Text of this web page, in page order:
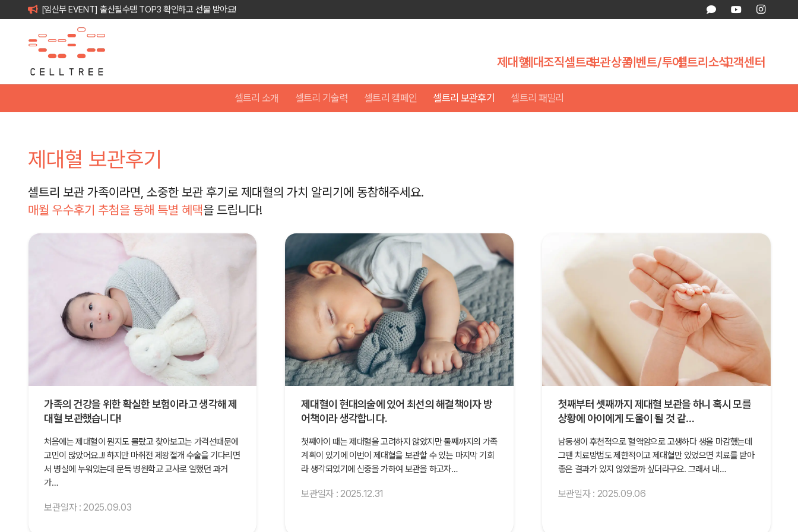
[임산부 EVENT] 출산필수템 TOP3 확인하고 선물 받아요!
제대혈제대조직셀트리보관상품이벤트/투어셀트리소식고객센터
셀트리 소개 셀트리 기술력 셀트리 캠페인 셀트리 보관후기 셀트리 패밀리
제대혈 보관후기
셀트리 보관 가족이라면, 소중한 보관 후기로 제대혈의 가치 알리기에 동참해주세요.
매월 우수후기 추첨을 통해 특별 혜택을 드립니다!
가족의 건강을 위한 확실한 보험이라고 생각해 제
대혈 보관했습니다!
처음에는 제대혈이 뭔지도 몰랐고 찾아보고는 가격선때문에
고민이 많았어요..!! 하지만 마취전 제왕절개 수술을 기다리면
서 병실에 누워있는데 문득 병원학교 교사로 일했던 과거
가…
보관일자 : 2025.09.03
제대혈이 현대의술에 있어 최선의 해결책이자 방
어책이라 생각합니다.
첫째아이 때는 제대혈을 고려하지 않았지만 둘째까지의 가족
계획이 있기에 이번이 제대혈을 보관할 수 있는 마지막 기회
라 생각되었기에 신중을 가하여 보관을 하고자…
보관일자 : 2025.12.31
첫째부터 셋째까지 제대혈 보관을 하니 혹시 모를
상황에 아이에게 도울이 될 것 같…
남동생이 후천적으로 혈액암으로 고생하다 생을 마감했는데
그땐 치료방법도 제한적이고 제대혈만 있었으면 치료를 받아
좋은 결과가 있지 않았을까 싶더라구요. 그래서 내…
보관일자 : 2025.09.06